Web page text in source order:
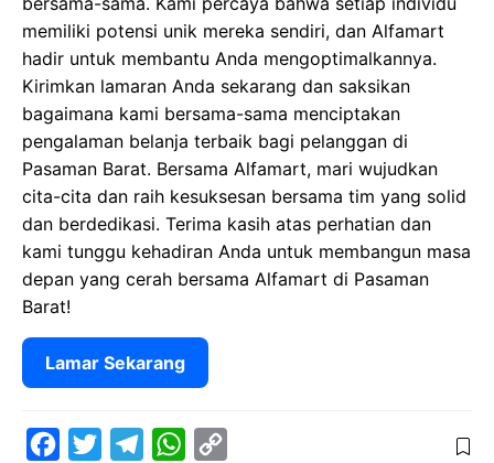
memiliki potensi unik mereka sendiri, dan Alfamart
hadir untuk membantu Anda mengoptimalkannya.
Kirimkan lamaran Anda sekarang dan saksikan
bagaimana kami bersama-sama menciptakan
pengalaman belanja terbaik bagi pelanggan di
Pasaman Barat. Bersama Alfamart, mari wujudkan
cita-cita dan raih kesuksesan bersama tim yang solid
dan berdedikasi. Terima kasih atas perhatian dan
kami tunggu kehadiran Anda untuk membangun masa
depan yang cerah bersama Alfamart di Pasaman
Barat!
Lamar Sekarang
W